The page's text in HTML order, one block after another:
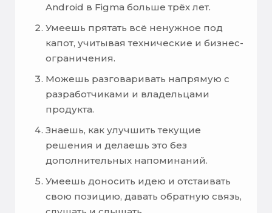
Android в Figma больше трёх лет.
Умеешь прятать всё ненужное под
капот, учитывая технические и бизнес-
ограничения.
Можешь разговаривать напрямую с
разработчиками и владельцами
продукта.
Знаешь, как улучшить текущие
решения и делаешь это без
дополнительных напоминаний.
Умеешь доносить идею и отстаивать
свою позицию, давать обратную связь,